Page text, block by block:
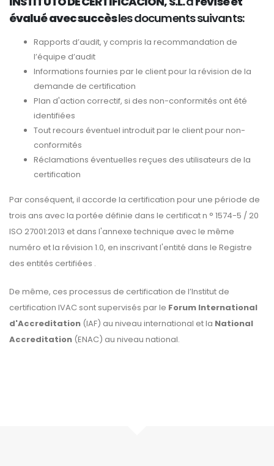
évalué avec succèsles documents suivants:
Rapports d’audit, y compris la recommandation de
l’équipe d’audit
Informations fournies par le client pour la révision de la
demande de certification
Plan d'action correctif, si des non-conformités ont été
identifiées
Tout recours éventuel introduit par le client pour non-
conformités
Réclamations éventuelles reçues des utilisateurs de la
certification
Par conséquent, il accorde la certification pour une période de
trois ans avec la portée définie dans le certificat n ° 1574-5 / 20
ISO 27001:2013 et dans l'annexe technique avec le même
numéro et la révision 1.0, en inscrivant l'entité dans le Registre
des entités certifiées .
De même, ces processus de certification de l’Institut de
certification IVAC sont supervisés par le Forum International
d'Accreditation (IAF) au niveau international et la National
Accreditation (ENAC) au niveau national.